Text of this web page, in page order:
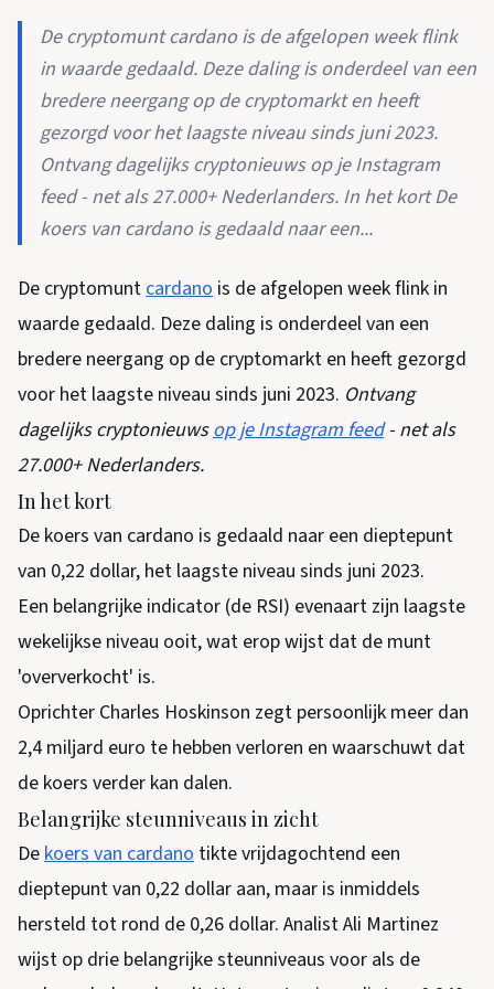
De cryptomunt cardano is de afgelopen week flink
in waarde gedaald. Deze daling is onderdeel van een
bredere neergang op de cryptomarkt en heeft
gezorgd voor het laagste niveau sinds juni 2023.
Ontvang dagelijks cryptonieuws op je Instagram
feed - net als 27.000+ Nederlanders. In het kort De
koers van cardano is gedaald naar een...
De cryptomuntcardano is de afgelopen week flink in
waarde gedaald. Deze daling is onderdeel van een
bredere neergang op de cryptomarkt en heeft gezorgd
voor het laagste niveau sinds juni 2023. Ontvang
dagelijks cryptonieuwsop je Instagram feed- net als
27.000+Nederlanders.
In het kort
De koers van cardano is gedaald naar een dieptepunt
van 0,22 dollar, het laagste niveau sinds juni 2023.
Een belangrijke indicator (de RSI) evenaart zijn laagste
wekelijkse niveau ooit, wat erop wijst dat de munt
'oververkocht' is.
Oprichter Charles Hoskinson zegt persoonlijk meer dan
2,4 miljard euro te hebben verloren en waarschuwt dat
de koers verder kan dalen.
Belangrijke steunniveaus in zicht
Dekoers van cardano tikte vrijdagochtend een
dieptepunt van 0,22 dollar aan, maar is inmiddels
hersteld tot rond de 0,26 dollar. Analist Ali Martinez
wijst op drie belangrijke steunniveaus voor als de